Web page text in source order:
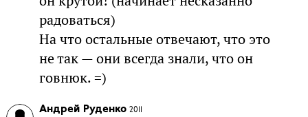
радоваться)
На что остальные отвечают, что это
не так — они всегда знали, что он
говнюк. =)
Андрей Руденко 2011